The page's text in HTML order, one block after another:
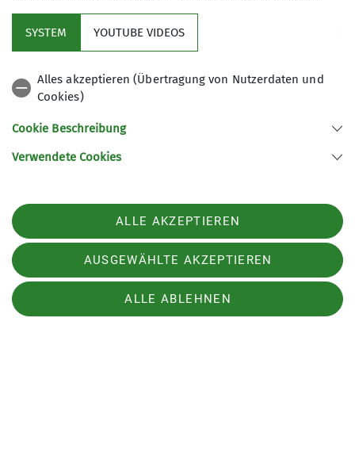
Unsere Trainer
Unsere Trainer begleiten euch sicher in
kennen.
Trainerübersicht
SYSTEM YOUTUBE VIDEOS
Alles akzeptieren (Übertragung von Nutzerdaten und
Cookies)
Cookie Beschreibung
Verwendete Cookies
ALLE AKZEPTIEREN
AUSGEWÄHLTE AKZEPTIEREN
ALLE ABLEHNEN